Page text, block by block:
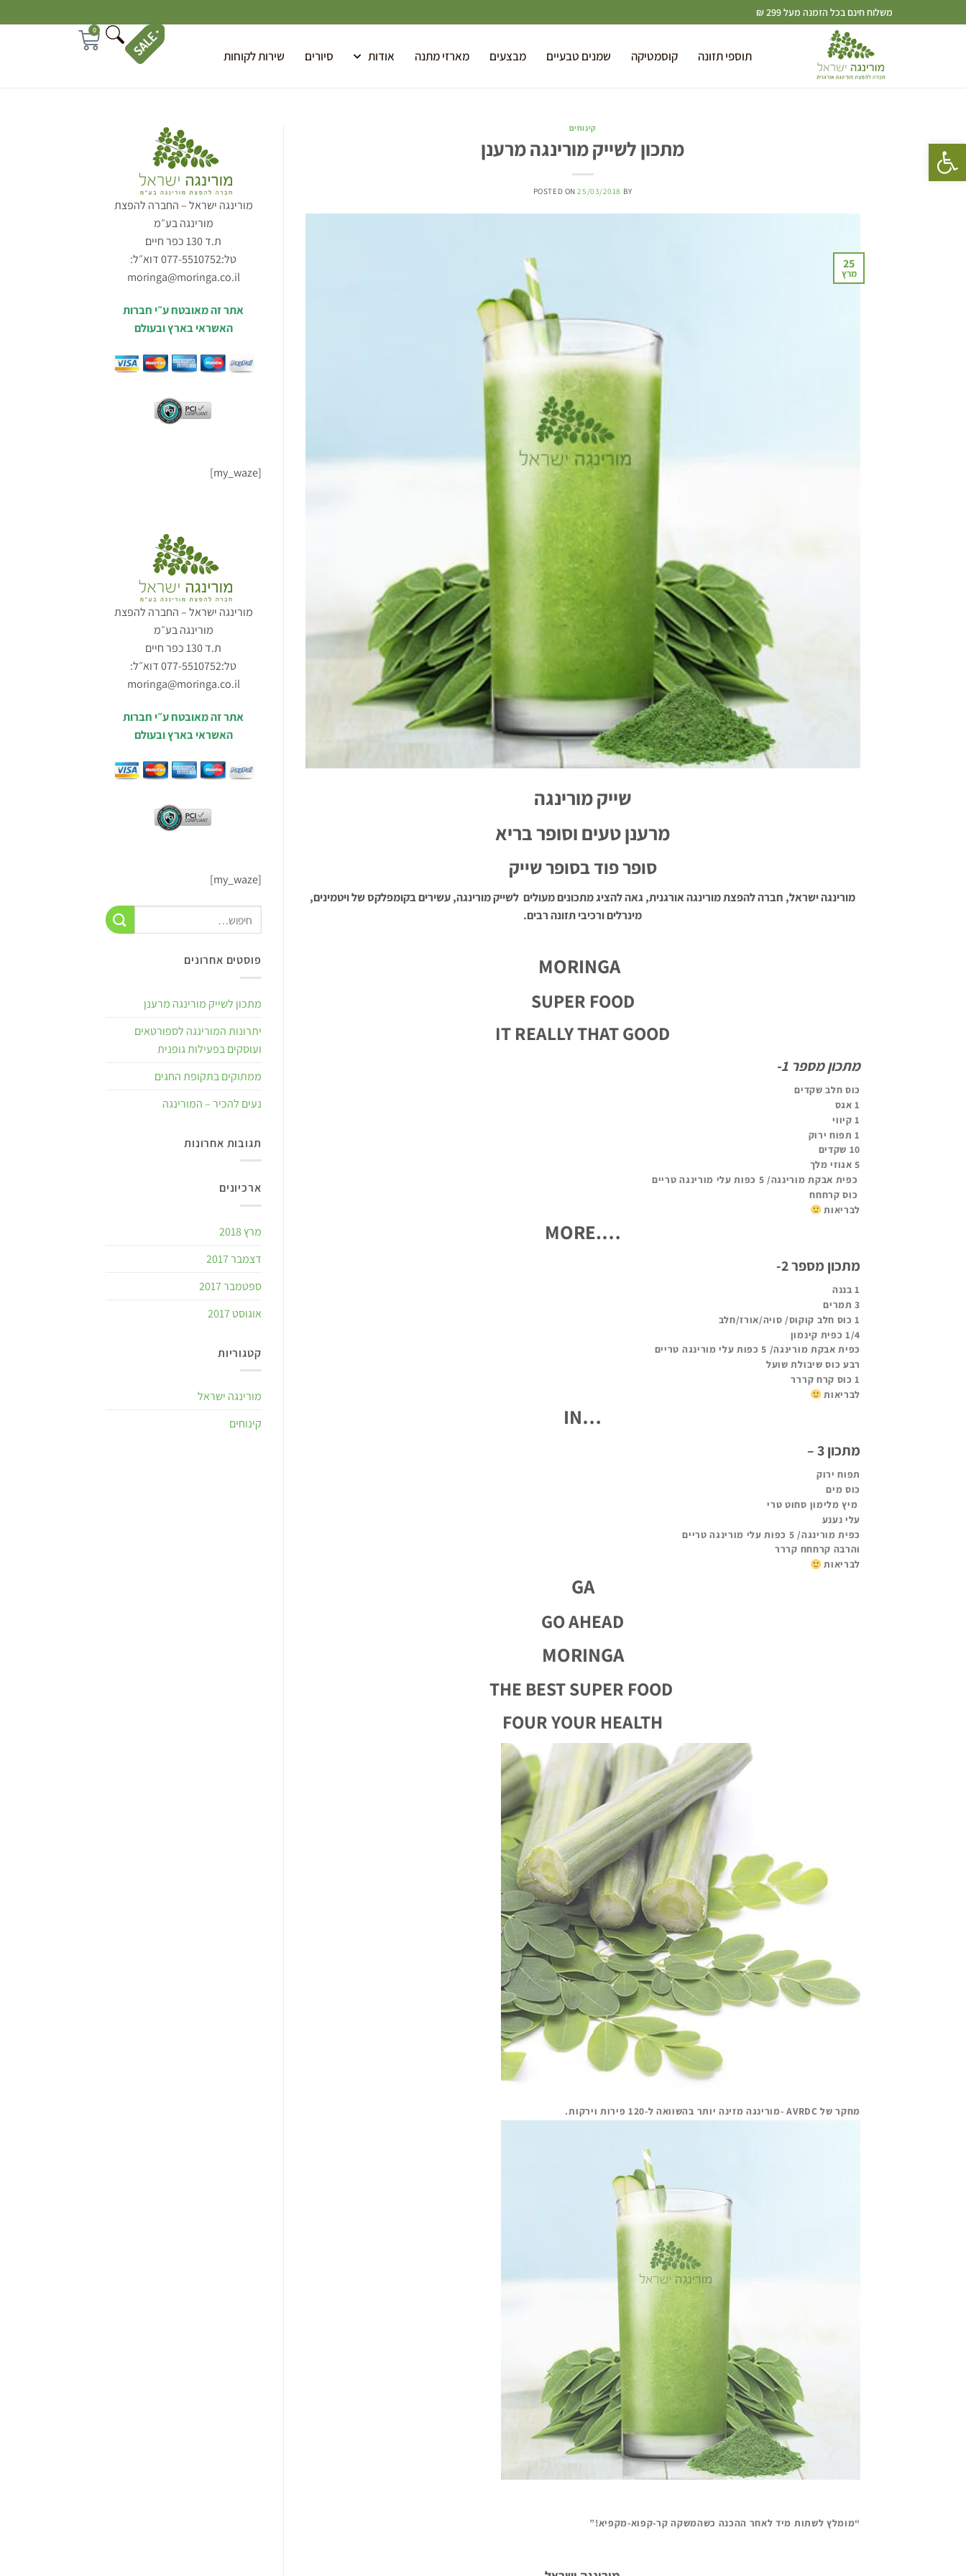
פתח סרגל נגישות
משלוח חינם בכל הזמנה מעל 299 ₪
תוספי תזונה קוסמטיקה שמנים טבעיים מבצעים מארזי מתנה אודות סיורים שירות לקוחות
0
קינוחים
מתכון לשייק מורינגה מרענן
POSTED ON25/03/2018 BY
25
מרץ
שייק מורינגה
מרענן טעים וסופר בריא
סופר פוד בסופר שייק
מורינגה ישראל, חברה להפצת מורינגה אורגנית, גאה להציג מתכונים מעולים לשייק מורינגה, עשירים בקומפלקס של ויטמינים,
מינרלים ורכיבי תזונה רבים.
MORINGA
SUPER FOOD
מתכון מספר 1-
כוס חלב שקדים
1 אגס
1 קיווי
1 תפוח ירוק
10 שקדים
5 אגוזי מלך
כפית אבקת מורינגה/ 5 כפות עלי מורינגה טריים
כוס קרחחח
לבריאות
….MORE
מתכון מספר 2-
1 בננה
3 תמרים
1 כוס חלב קוקוס/ סויה/אורז/חלב
1/4 כפית קינמון
כפית אבקת מורינגה/ 5 כפות עלי מורינגה טריים
רבע כוס שיבולת שועל
1 כוס קרח קררר
לבריאות
…IN
מתכון 3 –
תפוח ירוק
כוס מים
מיץ מלימון סחוט טרי
עלי נענע
כפית מורינגה/ 5 כפות עלי מורינגה טריים
והרבה קרחחח קררר
לבריאות
GA
GO AHEAD
MORINGA
FOUR YOUR HEALTH
מחקר של AVRDC -מורינגה מזינה יותר בהשוואה ל-120 פירות וירקות.
“מומלץ לשתות מיד לאחר ההכנה כשהמשקה קר-קפוא-מקפיא!”
מורינגה ישראל – החברה להפצת
מורינגה בע״מ
ת.ד 130 כפר חיים
טל:077-5510752 דוא״ל:
moringa@moringa.co.il
אתר זה מאובטח ע״י חברות
האשראי בארץ ובעולם
[my_waze]
מורינגה ישראל – החברה להפצת
מורינגה בע״מ
ת.ד 130 כפר חיים
טל:077-5510752 דוא״ל:
moringa@moringa.co.il
אתר זה מאובטח ע״י חברות
האשראי בארץ ובעולם
[my_waze]
פוסטים אחרונים
מתכון לשייק מורינגה מרענן
יתרונות המורינגה לספורטאים
ועוסקים בפעילות גופנית
ממתוקים בתקופת החגים
נעים להכיר – המורינגה
תגובות אחרונות
ארכיונים
מרץ 2018
דצמבר 2017
ספטמבר 2017
אוגוסט 2017
קטגוריות
מורינגה ישראל
קינוחים